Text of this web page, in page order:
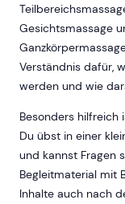
Gesichtsmassage
Verständnis dafür,
werden und wie
Besonders hilfreich
Du übst in einer
und kannst Fragen
Begleitmaterial mit
Inhalte auch nach